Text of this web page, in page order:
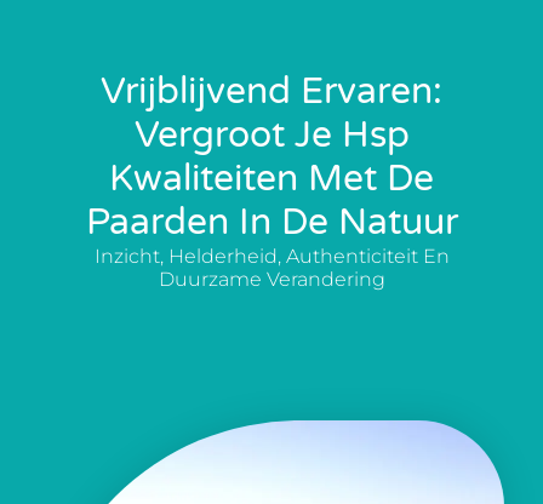
Vrijblijvend Ervaren:
Vergroot Je Hsp
Kwaliteiten Met De
Paarden In De Natuur
Inzicht, Helderheid, Authenticiteit En
Duurzame Verandering